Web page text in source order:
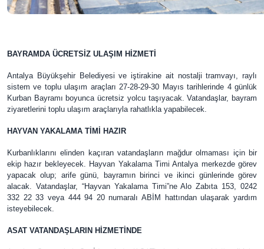
BAYRAMDA ÜCRETSİZ ULAŞIM HİZMETİ
Antalya Büyükşehir Belediyesi ve iştirakine ait nostalji tramvayı, raylı
sistem ve toplu ulaşım araçları 27-28-29-30 Mayıs tarihlerinde 4 günlük
Kurban Bayramı boyunca ücretsiz yolcu taşıyacak. Vatandaşlar, bayram
ziyaretlerini toplu ulaşım araçlarıyla rahatlıkla yapabilecek.
HAYVAN YAKALAMA TİMİ HAZIR
Kurbanlıklarını elinden kaçıran vatandaşların mağdur olmaması için bir
ekip hazır bekleyecek. Hayvan Yakalama Timi Antalya merkezde görev
yapacak olup; arife günü, bayramın birinci ve ikinci günlerinde görev
alacak. Vatandaşlar, “Hayvan Yakalama Timi”ne Alo Zabıta 153, 0242
332 22 33 veya 444 94 20 numaralı ABİM hattından ulaşarak yardım
isteyebilecek.
ASAT VATANDAŞLARIN HİZMETİNDE